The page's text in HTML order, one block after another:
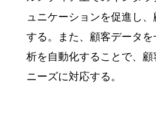
ュニケーションを促進し
する。また、顧客データ
析を自動化することで、顧
ニーズに対応する。